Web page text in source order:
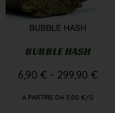
BUBBLE HASH
6,90 € - 299,90 €
A PARTIRE DA 3,00 €/G